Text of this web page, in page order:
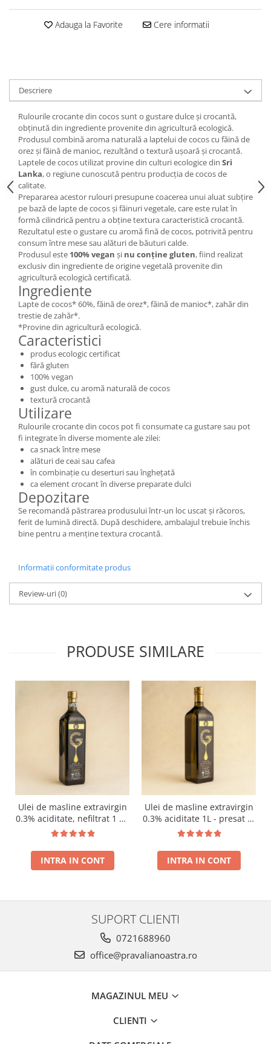
Adauga la Favorite Cere informatii
Descriere
Rulourile crocante din cocos sunt o gustare dulce și crocantă,
obținută din ingrediente provenite din agricultură ecologică.
Produsul combină aroma naturală a laptelui de cocos cu făină de
orez și făină de manioc, rezultând o textură ușoară și crocantă.
Laptele de cocos utilizat provine din culturi ecologice din Sri
Lanka, o regiune cunoscută pentru producția de cocos de
calitate.
Prepararea acestor rulouri presupune coacerea unui aluat subțire
pe bază de lapte de cocos și făinuri vegetale, care este rulat în
formă cilindrică pentru a obține textura caracteristică crocantă.
Rezultatul este o gustare cu aromă fină de cocos, potrivită pentru
consum între mese sau alături de băuturi calde.
Produsul este 100% vegan și nu conține gluten, fiind realizat
exclusiv din ingrediente de origine vegetală provenite din
agricultură ecologică certificată.
Ingrediente
Lapte de cocos* 60%, făină de orez*, făină de manioc*, zahăr din
trestie de zahăr*.
*Provine din agricultură ecologică.
Caracteristici
produs ecologic certificat
fără gluten
100% vegan
gust dulce, cu aromă naturală de cocos
textură crocantă
Utilizare
Rulourile crocante din cocos pot fi consumate ca gustare sau pot
fi integrate în diverse momente ale zilei:
ca snack între mese
alături de ceai sau cafea
în combinație cu deserturi sau înghețată
ca element crocant în diverse preparate dulci
Depozitare
Se recomandă păstrarea produsului într-un loc uscat și răcoros,
ferit de lumină directă. După deschidere, ambalajul trebuie închis
bine pentru a menține textura crocantă.
Informatii conformitate produs
Review-uri(0)
PRODUSE SIMILARE
Ulei de masline extravirgin
0.3% aciditate, nefiltrat 1 L -
presat la rece RECOLTA
INTRA IN CONT
Ulei de masline extravirgin
0.3% aciditate 1L - presat la
rece RECOLTA NOUA
INTRA IN CONT
SUPORT CLIENTI
0721688960
office@pravalianoastra.ro
MAGAZINUL MEU
CLIENTI